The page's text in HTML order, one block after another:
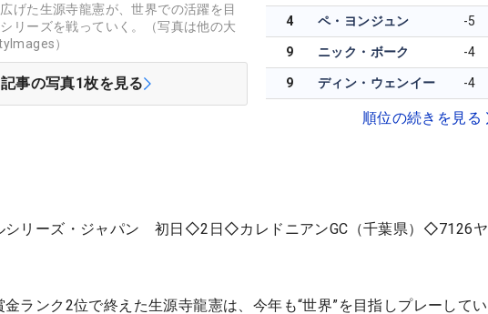
げた生源寺龍憲が、世界での活躍を目
リーズを戦っていく。（写真は他の大
）
事の写真1枚を見る
4 ペ・ヨンジュン -5
9 ニック・ボーク -4
9 ディン・ウェンイー -4
順位の続きを見る
シリーズ・ジャパン 初日◇2日◇カレドニアンGC（千葉県）◇7126ヤ
ランク2位で終えた生源寺龍憲は、今年も“世界”を目指しプレーしてい